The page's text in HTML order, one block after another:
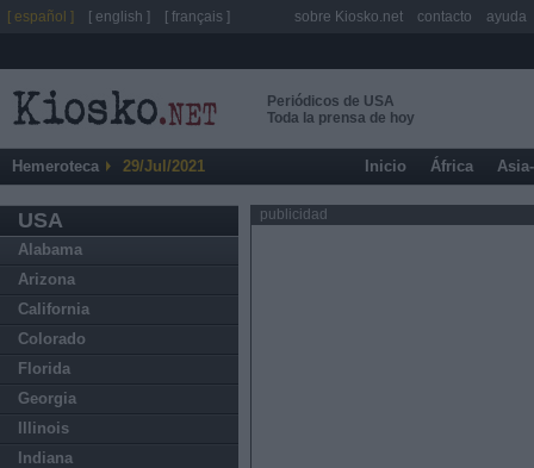
Periódicos de USA
Toda la prensa de hoy
Hemeroteca 29/Jul/2021 Inicio África
USA
Alabama
Arizona
California
Colorado
Florida
Georgia
Illinois
Indiana
publicidad
[ español ] [ english ] [ français ] sobre Kiosko.net contacto ayuda